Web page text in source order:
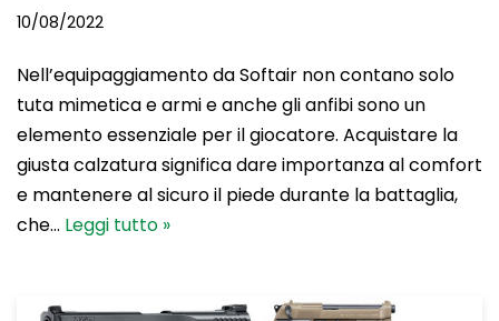
10/08/2022
Nell’equipaggiamento da Softair non contano solo
tuta mimetica e armi e anche gli anfibi sono un
elemento essenziale per il giocatore. Acquistare la
giusta calzatura significa dare importanza al comfort
e mantenere al sicuro il piede durante la battaglia,
che… Leggi tutto »